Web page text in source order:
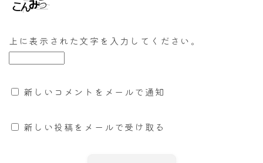
上に表示された文字を入力してください。
新しいコメントをメールで通知
新しい投稿をメールで受け取る